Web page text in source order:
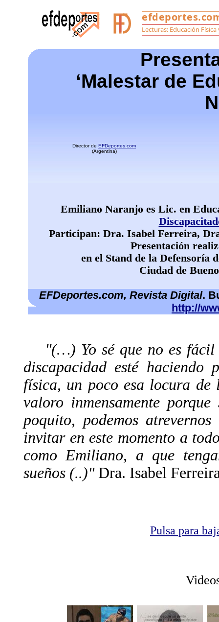
‘Malestar de
Director de EFDeportes.com
(Argentina)
Emiliano Naranjo es Lic. en
Participan: Dra. Isabel Ferreira,
Presentación
en el Stand de la Defensoría
Ciudad de
EFDeportes.com, Revista Digital.
http://
"(…) Yo sé que no es fácil
discapacidad esté haciendo
física, un poco esa locura
valoro inmensamente
poquito, podemos
invitar en este momento a
como Emiliano, a que
sueños (..)"Dra. Isabel
Pulsa para